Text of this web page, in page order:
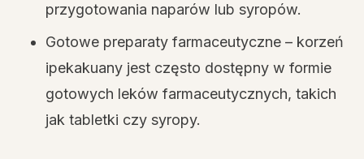
przygotowania naparów lub syropów.
Gotowe preparaty farmaceutyczne – korzeń
ipekakuany jest często dostępny w formie
gotowych leków farmaceutycznych, takich
jak tabletki czy syropy.